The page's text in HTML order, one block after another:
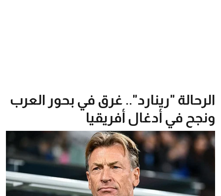
الرحالة "رينارد".. غرق في بحور العرب
ونجح في أدغال أفريقيا